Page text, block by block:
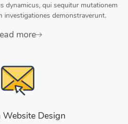
dynamicus, qui sequitur mutationem
investigationes demonstraverunt.
more
Website Design